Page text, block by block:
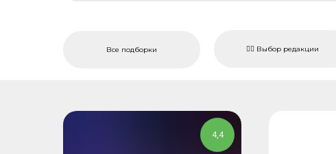
Все подборки ❤️‍🔥 Выбор редакции
4,4